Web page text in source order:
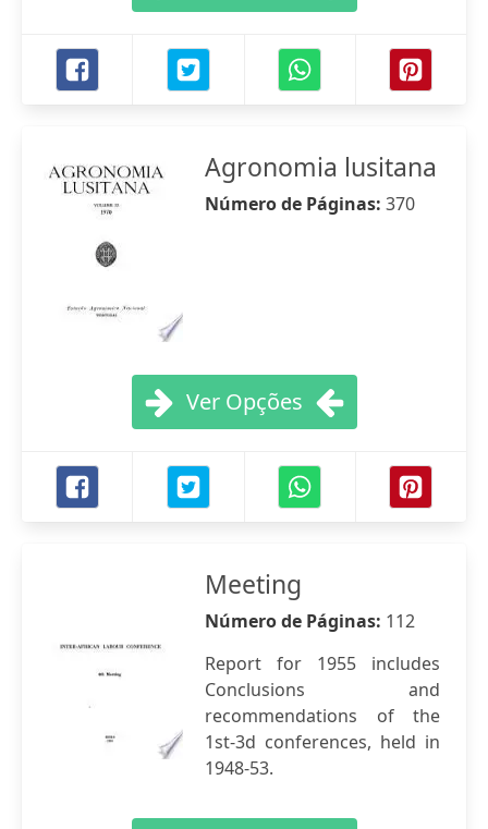
Agronomia lusitana
Número de Páginas: 370
Ver Opções
Meeting
Número de Páginas: 112
Report for 1955 includes
Conclusions and
recommendations of the
1st-3d conferences, held in
1948-53.